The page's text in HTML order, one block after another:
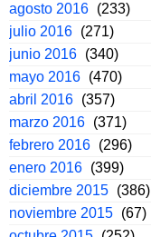
agosto 2016 (233)
julio 2016 (271)
junio 2016 (340)
mayo 2016 (470)
abril 2016 (357)
marzo 2016 (371)
febrero 2016 (296)
enero 2016 (399)
diciembre 2015 (386)
noviembre 2015 (67)